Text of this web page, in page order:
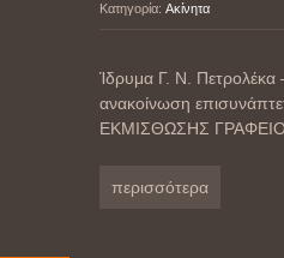
Κατηγορία: Ακίνητα
Ίδρυμα Γ. Ν.
ανακοίνωση
ΕΚΜΙΣΘΩΣΗΣ
περισσότερα